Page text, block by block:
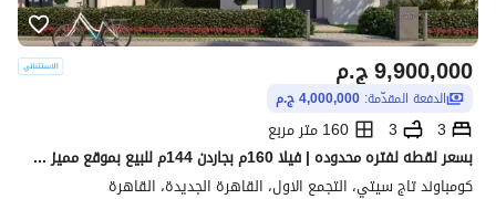
ج.م9,900,000
الدفعة المقدّمة: 4,000,000 ج.م
3
3
160 متر مربع
بسعر لقطه لفتره محدوده | فيلا 160م بجاردن 144م للبيع بموقع مميز جدا داخل أوريجامي - تاج سيتي- القاهره الجديده- التجمع الخامس - 3 غرف
كومباوند تاج سيتي، التجمع الاول، القاهرة الجديدة، القاهرة